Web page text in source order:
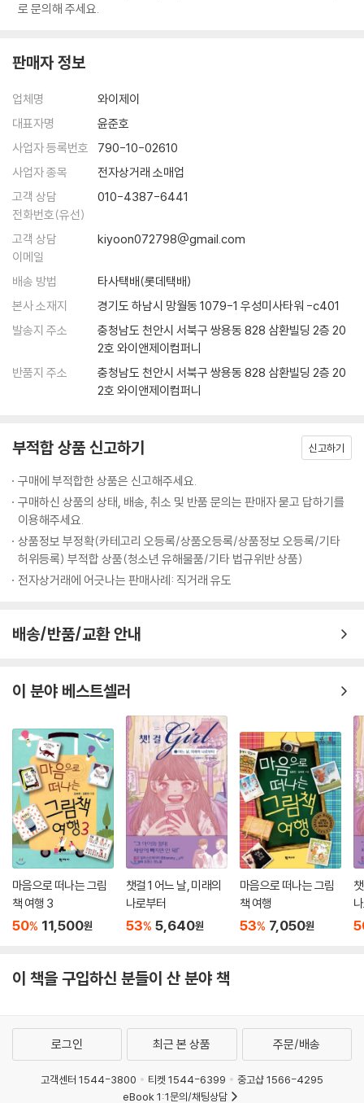
로 문의해 주세요.
판매자 정보
업체명
와이제이
대표자명
윤준호
사업자 등록번호
790-10-02610
사업자 종목
전자상거래 소매업
고객 상담
전화번호(유선)
010-4387-6441
고객 상담
이메일
kiyoon072798@gmail.com
배송 방법
타사택배(롯데택배)
본사 소재지
경기도 하남시 망월동 1079-1 우성미사타워 -c401
발송지 주소
충청남도 천안시 서북구 쌍용동 828 삼환빌딩 2층 20
2호 와이앤제이컴퍼니
반품지 주소
충청남도 천안시 서북구 쌍용동 828 삼환빌딩 2층 20
2호 와이앤제이컴퍼니
부적합 상품 신고하기 신고하기
구매에 부적합한 상품은 신고해주세요.
구매하신 상품의 상태, 배송, 취소 및 반품 문의는 판매자 묻고 답하기를
이용해주세요.
상품정보 부정확(카테고리 오등록/상품오등록/상품정보 오등록/기타
허위등록) 부적합 상품(청소년 유해물품/기타 법규위반 상품)
전자상거래에 어긋나는 판매사례: 직거래 유도
배송/반품/교환 안내
이 분야 베스트셀러
마음으로 떠나는 그림
책 여행 3
50% 11,500원
챗걸 1 어느 날, 미래의
나로부터
53% 5,640원
마음으로 떠나는 그림
책 여행
53% 7,050원
이 책을 구입하신 분들이 산 분야 책
로그인 최근 본 상품 주문/배송
고객센터 1544-3800 티켓 1544-6399
중고샵 1566-4295
eBook 1:1문의/채팅상담